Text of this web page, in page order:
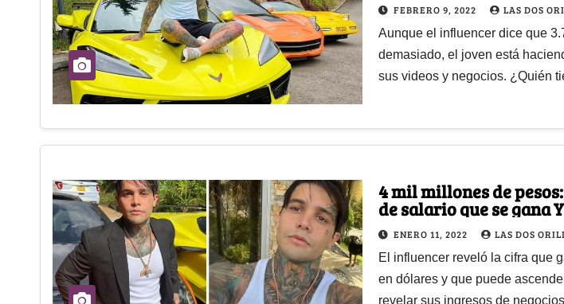
FEBRERO 9, 2022 LAS DOS
Aunque el influencer dice que
demasiado, el joven está
sus videos y negocios. ¿Quién
4 mil millones de
de salario que se gana
ENERO 11, 2022 LAS DOS
El influencer reveló la cifra que
en dólares y que puede
revelar sus ingresos de